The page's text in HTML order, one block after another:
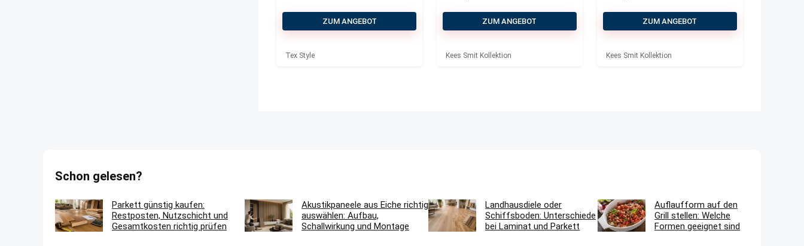
ZUM ANGEBOT
Tex Style
ZUM ANGEBOT
Kees Smit Kollektion
ZUM ANGEBOT
Kees Smit Kollektion
Schon gelesen?
Parkett günstig kaufen:
Restposten, Nutzschicht und
Gesamtkosten richtig prüfen
Akustikpaneele aus Eiche richtig
auswählen: Aufbau,
Schallwirkung und Montage
Landhausdiele oder
Schiffsboden: Unterschiede
bei Laminat und Parkett
Auflaufform auf den
Grill stellen: Welche
Formen geeignet sind